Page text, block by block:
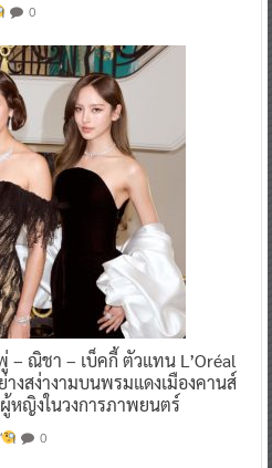
0
– ณิชา – เบ็คกี้ ตัวแทน L’Oréal
งสง่างามบนพรมแดงเมืองคานส์
ญิงในวงการภาพยนตร์
0